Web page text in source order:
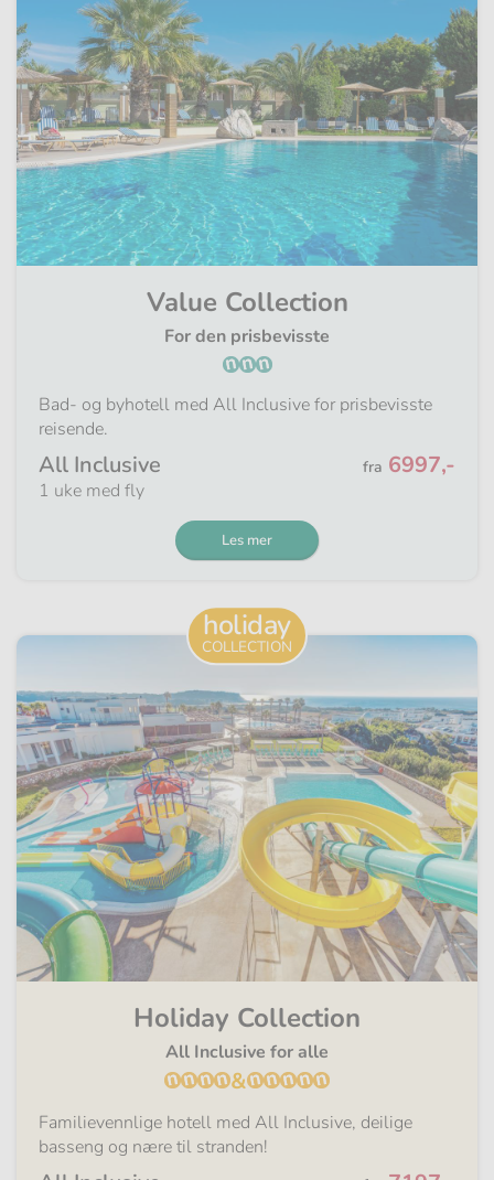
Value Collection
For den prisbevisste
Bad- og byhotell med All Inclusive for prisbevisste
reisende.
All Inclusive Fra
fra 6997,-
1 uke med fly
Les mer
holiday
COLLECTION
Holiday Collection
All Inclusive for alle
&
Familievennlige hotell med All Inclusive, deilige
basseng og nære til stranden!